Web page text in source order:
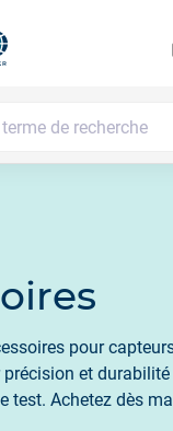
pour
et
test. Achetez dès